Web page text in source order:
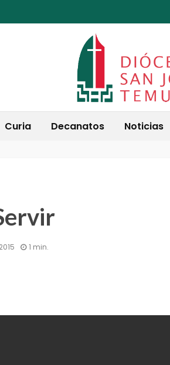
Curia Decanatos Noticias
1 min.